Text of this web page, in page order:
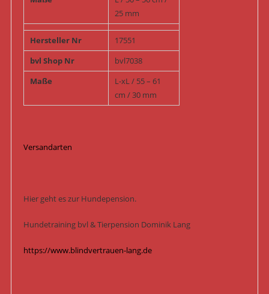
25 mm
Hersteller Nr
17551
bvl Shop Nr
bvl7038
Maße
L-xL / 55 – 61
cm / 30 mm
Versandarten
Hier geht es zur Hundepension.
Hundetraining bvl & Tierpension Dominik Lang
https://www.blindvertrauen-lang.de